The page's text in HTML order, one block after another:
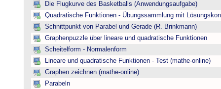
Die Flugkurve des Basketballs (Anwendungsaufgabe)
Quadratische Funktionen - Übungssammlung mit
Schnittpunkt von Parabel und Gerade (R. Brinkmann)
Graphenpuzzle über lineare und quadratische Funktionen
Scheitelform - Normalenform
Lineare und quadratische Funktionen - Test (mathe-online)
Graphen zeichnen (mathe-online)
Parabeln